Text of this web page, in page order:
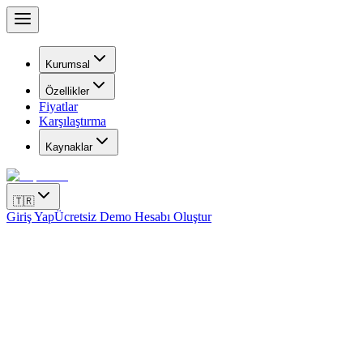
Kurumsal
Özellikler
Fiyatlar
Karşılaştırma
Kaynaklar
🇹🇷
Giriş YapÜcretsiz Demo Hesabı Oluştur